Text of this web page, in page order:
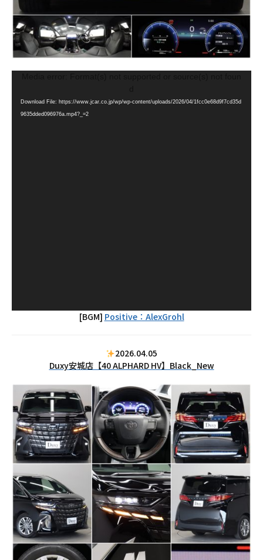
Download File: https://www.jcar.co.jp/wp/wp-content/uploads/2026/04/1fcc0e68d9f7cd35d
9635dded096976a.mp4?_=2
[BGM] Positive：AlexGrohl
2026.04.05
Duxy安城店【40 ALPHARD HV】Black_New